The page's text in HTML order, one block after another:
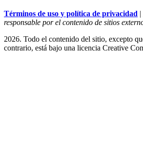
Términos de uso y política de privacidad |
responsable por el contenido de sitios
2026. Todo el contenido del sitio, excepto
contrario, está bajo una licencia Creative